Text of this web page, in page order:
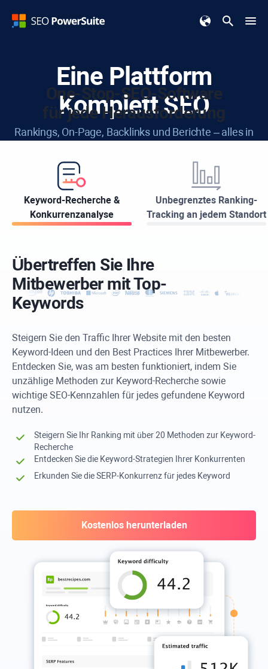
Eine Plattform
Komplett SEO
Rankings, On-Page, Backlinks und Berichte – alles in
Kostenlos herunterladen
One-Stop-SEO-Software
für jede Herausforderung
Keyword-Recherche &
Konkurrenzanalyse
Unbegrenztes Ranking-
Tracking an jedem Standort
Übertreffen Sie Ihre
Mitbewerber mit Top-
Keywords
Steigern Sie den Traffic Ihrer Website mit den besten
Keyword-Ideen und den Best Practices Ihrer Mitbewerber.
Entdecken Sie, was am besten funktioniert, indem Sie
unzählige Methoden zur Keyword-Recherche sowie
wichtige SEO-Kennzahlen für jedes gefundene Keyword
nutzen.
Steigern Sie Ihr Ranking mit über 20 Methoden zur Keyword-
Recherche
Entdecken Sie die Keyword-Strategien Ihrer Konkurrenten
Erkunden Sie die SERP-Konkurrenz für jedes Keyword
Kostenlos herunterladen